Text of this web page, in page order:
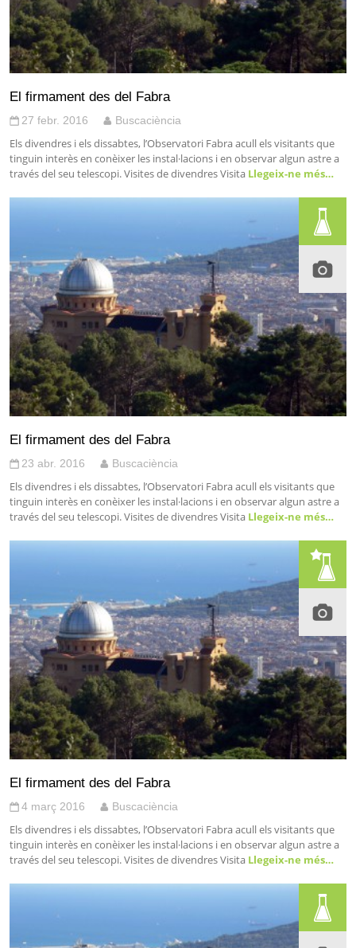
El firmament des del Fabra
27 febr. 2016 Buscaciència
Els divendres i els dissabtes, l’Observatori Fabra acull els visitants que
tinguin interès en conèixer les instal·lacions i en observar algun astre a
través del seu telescopi. Visites de divendres Visita Llegeix-ne més…
El firmament des del Fabra
23 abr. 2016 Buscaciència
Els divendres i els dissabtes, l’Observatori Fabra acull els visitants que
tinguin interès en conèixer les instal·lacions i en observar algun astre a
través del seu telescopi. Visites de divendres Visita Llegeix-ne més…
El firmament des del Fabra
4 març 2016 Buscaciència
Els divendres i els dissabtes, l’Observatori Fabra acull els visitants que
tinguin interès en conèixer les instal·lacions i en observar algun astre a
través del seu telescopi. Visites de divendres Visita Llegeix-ne més…